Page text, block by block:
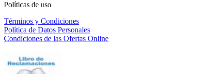
Políticas de uso
Términos y Condiciones
Política de Datos Personales
Condiciones de las Ofertas Online